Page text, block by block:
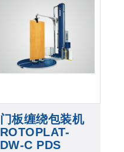
门板缠绕包装机
ROTOPLAT-
DW-C PDS